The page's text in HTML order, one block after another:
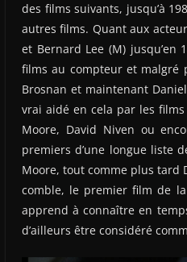
des films suivants, jusqu’à
autres films. Quant aux
et Bernard Lee (M) jusqu’en
films au compteur et malgré
Brosnan et maintenant
vrai aidé en cela par les
Moore, David Niven ou
premiers d’une longue liste
Moore, tout comme plus tard
comble, le premier film de
apprend à connaître en
d’ailleurs être considéré